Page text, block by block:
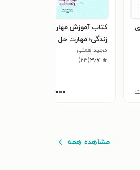
کتاب آموزش مهارت های
زندگی؛ مهارت حل مسئله
و تصمیم گیری
مجید همتی
۳٫۷(۲۳)
۱۰,۰۰۰
مشاهده همه